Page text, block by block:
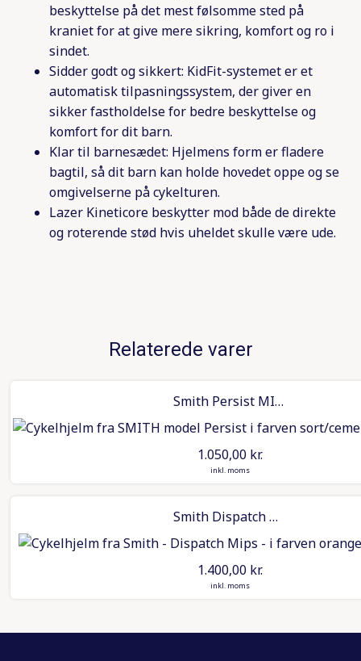
beskyttelse på det mest følsomme sted på
kraniet for at give mere sikring, komfort og ro i
sindet.
Sidder godt og sikkert: KidFit-systemet er et
automatisk tilpasningssystem, der giver en
sikker fastholdelse for bedre beskyttelse og
komfort for dit barn.
Klar til barnesædet: Hjelmens form er fladere
bagtil, så dit barn kan holde hovedet oppe og se
omgivelserne på cykelturen.
Lazer Kineticore beskytter mod både de direkte
og roterende stød hvis uheldet skulle være ude.
Relaterede varer
Smith Persist MIPS – Black/cement
1.050,00 kr.
inkl. moms
Smith Dispatch Mips Helmet – Orange
1.400,00 kr.
inkl. moms